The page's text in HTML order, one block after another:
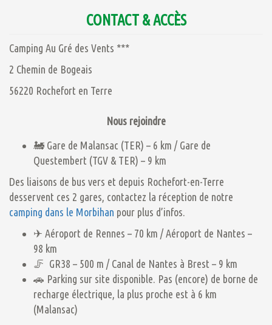
CONTACT & ACCÈS
Camping Au Gré des Vents ***
2 Chemin de Bogeais
56220 Rochefort en Terre
Nous rejoindre
🚂 Gare de Malansac (TER) – 6 km / Gare de
Questembert (TGV & TER) – 9 km
Des liaisons de bus vers et depuis Rochefort-en-Terre
desservent ces 2 gares, contactez la réception de notre
camping dans le Morbihan pour plus d’infos.
✈ Aéroport de Rennes – 70 km / Aéroport de Nantes –
98 km
🦵 GR38 – 500 m / Canal de Nantes à Brest – 9 km
🚗 Parking sur site disponible. Pas (encore) de borne de
recharge électrique, la plus proche est à 6 km
(Malansac)